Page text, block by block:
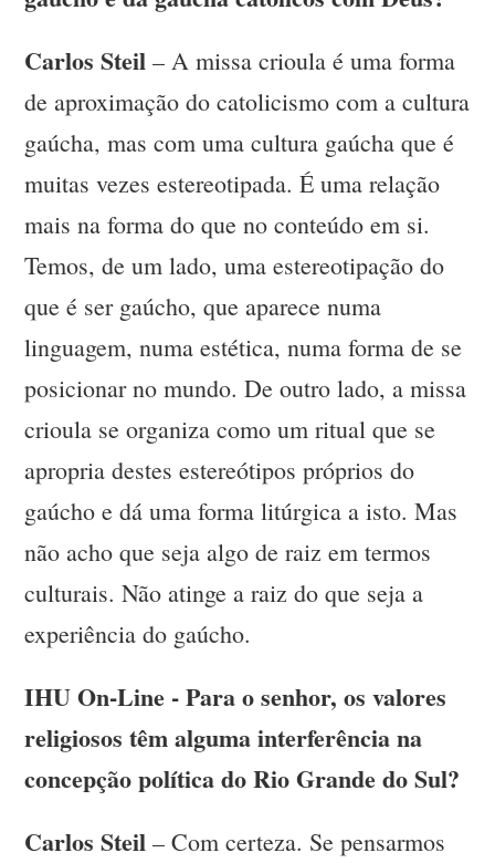
Carlos Steil – A missa crioula é uma forma
de aproximação do catolicismo com a cultura
gaúcha, mas com uma cultura gaúcha que é
muitas vezes estereotipada. É uma relação
mais na forma do que no conteúdo em si.
Temos, de um lado, uma estereotipação do
que é ser gaúcho, que aparece numa
linguagem, numa estética, numa forma de se
posicionar no mundo. De outro lado, a missa
crioula se organiza como um ritual que se
apropria destes estereótipos próprios do
gaúcho e dá uma forma litúrgica a isto. Mas
não acho que seja algo de raiz em termos
culturais. Não atinge a raiz do que seja a
experiência do gaúcho.
IHU On-Line - Para o senhor, os valores
religiosos têm alguma interferência na
concepção política do Rio Grande do Sul?
Carlos Steil – Com certeza. Se pensarmos